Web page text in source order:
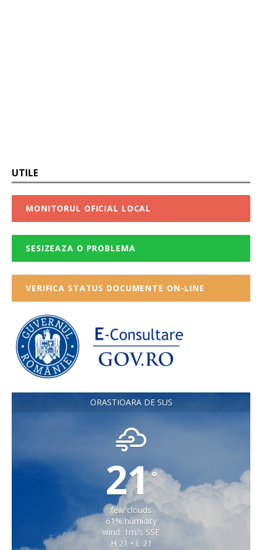
UTILE
MONITORUL OFICIAL LOCAL
SESIZEAZA O PROBLEMA
VERIFICA STATUS DOCUMENTE ON-LINE
ORASTIOARA DE SUS
21°
few clouds
61% humidity
wind: 1m/s SSE
H 21 • L 21